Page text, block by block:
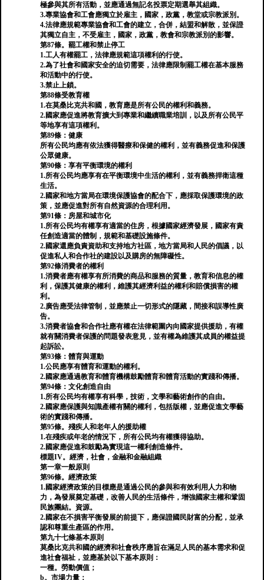
極參與其所有活動，並應通過無記名投票定期選舉其組織。
3.專業協會和工會應獨立於雇主，國家，政黨，教堂或宗教派別。
4.法律應規範專業協會和工會的建立，合併，結盟和解散，並保證
其獨立自主，不受雇主，國家，政黨，教會和宗教派別的影響。
第87條。罷工權和禁止停工
1.工人有權罷工，法律應規範這項權利的行使。
2.為了社會和國家安全的迫切需要，法律應限制罷工權在基本服務
和活動中的行使。
3.禁止上鎖。
第88條受教育權
1.在莫桑比克共和國，教育應是所有公民的權利和義務。
2.國家應促進將教育擴大到專業和繼續職業培訓，以及所有公民平
等地享有這項權利。
第89條：健康
所有公民均應有依法獲得醫療和保健的權利，並有義務促進和保護
公眾健康。
第90條：享有平衡環境的權利
1.所有公民均應享有在平衡環境中生活的權利，並有義務捍衛這種
生活。
2.國家和地方當局在環境保護協會的配合下，應採取保護環境的政
策，並應促進對所有自然資源的合理利用。
第91條：房屋和城市化
1.所有公民均有權享有適當的住房，根據國家經濟發展，國家有責
任創造適當的體制，規範和基礎設施條件。
2.國家還應負責資助和支持地方社區，地方當局和人民的倡議，以
促進私人和合作社的建設以及購房的無障礙性。
第92條消費者的權利
1.消費者應有權享有所消費的商品和服務的質量，教育和信息的權
利，保護其健康的權利，維護其經濟利益的權利和賠償損害的權
利。
2.廣告應受法律管制，並應禁止一切形式的隱藏，間接和誤導性廣
告。
3.消費者協會和合作社應有權在法律範圍內向國家提供援助，有權
就有關消費者保護的問題發表意見，並有權為維護其成員的權益提
起訴訟。
第93條：體育與運動
1.公民應享有體育和運動的權利。
2.國家應通過教育和體育機構鼓勵體育和體育活動的實踐和傳播。
第94條：文化創造自由
1.所有公民均有權享有科學，技術，文學和藝術創作的自由。
2.國家應保護與知識產權有關的權利，包括版權，並應促進文學藝
術的實踐和傳播。
第95條。殘疾人和老年人的援助權
1.在殘疾或年老的情況下，所有公民均有權獲得協助。
2.國家應促進和鼓勵為實現這一權利創造條件。
標題IV。經濟，社會，金融和金融組織
第一章一般原則
第96條。經濟政策
1.國家經濟政策的目標應是通過公民的參與和有效利用人力和物
力，為發展奠定基礎，改善人民的生活條件，增強國家主權和鞏固
民族團結。資源。
2.國家在不損害平衡發展的前提下，應保證國民財富的分配，並承
認和尊重生產區的作用。
第九十七條基本原則
莫桑比克共和國的經濟和社會秩序應旨在滿足人民的基本需求和促
進社會福祉，並應基於以下基本原則：
一種。勞動價值；
b。市場力量；